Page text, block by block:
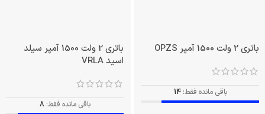
باتری 2 ولت 1500 آمپر OPZS
باقی مانده فقط: 14
باتری 2 ولت 1500 آمپر سیلد
اسید VRLA
باقی مانده فقط: 8